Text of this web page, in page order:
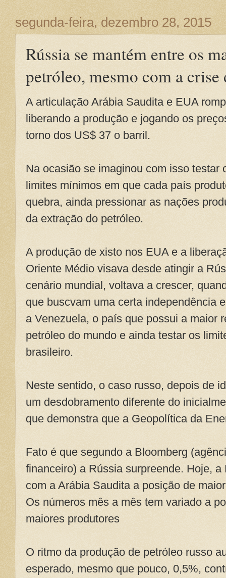
segunda-feira, dezembro 28, 2015
Rússia se mantém entre os
petróleo, mesmo com a
A articulação Arábia Saudita e EUA
liberando a produção e jogando os
torno dos US$ 37 o barril.
Na ocasião se imaginou com isso testar
limites mínimos em que cada país
quebra, ainda pressionar as nações
da extração do petróleo.
A produção de xisto nos EUA e a
Oriente Médio visava desde atingir a
cenário mundial, voltava a crescer,
que buscvam uma certa independência
a Venezuela, o país que possui a maior
petróleo do mundo e ainda testar os
brasileiro.
Neste sentido, o caso russo, depois de
um desdobramento diferente do
que demonstra que a Geopolítica da
Fato é que segundo a Bloomberg
financeiro) a Rússia surpreende. Hoje,
com a Arábia Saudita a posição de
Os números mês a mês tem variado a
maiores produtores
O ritmo da produção de petróleo russo
esperado, mesmo que pouco, 0,5%,